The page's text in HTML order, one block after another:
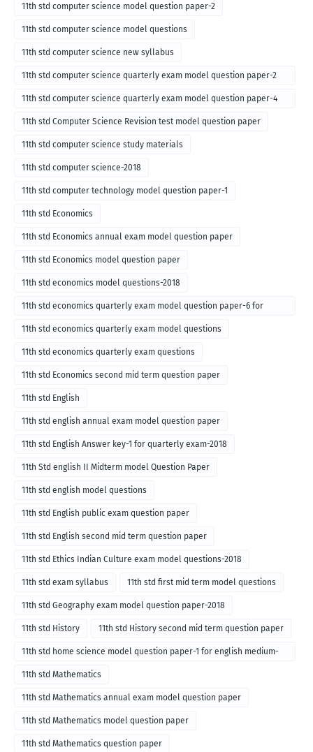
11th std computer science model question paper-2
11th std computer science model questions
11th std computer science new syllabus
11th std computer science quarterly exam model question paper-2
for english medium-2018
11th std computer science quarterly exam model question paper-4
for English medium-2018
11th std Computer Science Revision test model question paper
11th std computer science study materials
11th std computer science-2018
11th std computer technology model question paper-1
11th std Economics
11th std Economics annual exam model question paper
11th std Economics model question paper
11th std economics model questions-2018
11th std economics quarterly exam model question paper-6 for
English medium-2018
11th std economics quarterly exam model questions
11th std economics quarterly exam questions
11th std Economics second mid term question paper
11th std English
11th std english annual exam model question paper
11th std English Answer key-1 for quarterly exam-2018
11th Std english II Midterm model Question Paper
11th std english model questions
11th std English public exam question paper
11th std English second mid term question paper
11th std Ethics Indian Culture exam model questions-2018
11th std exam syllabus 11th std first mid term model questions
11th std Geography exam model question paper-2018
11th std History 11th std History second mid term question paper
11th std home science model question paper-1 for english medium-
2018
11th std Mathematics
11th std Mathematics annual exam model question paper
11th std Mathematics model question paper
11th std Mathematics question paper